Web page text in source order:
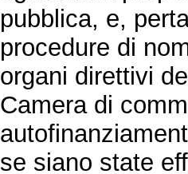
pubblica, e,
procedure di
organi direttivi
Camera di
se siano state